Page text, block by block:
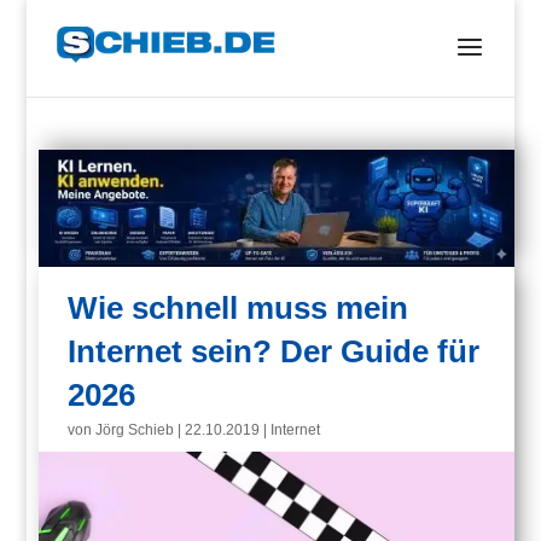
Wie schnell muss mein
Internet sein? Der Guide für
2026
vonJörg Schieb |22.10.2019 Internet